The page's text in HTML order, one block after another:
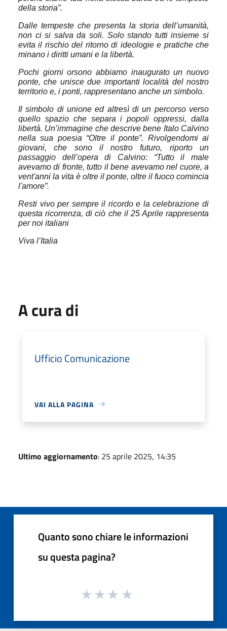
della storia”.
Dalle tempeste che presenta la storia dell’umanità,
non ci si salva da soli. Solo stando tutti insieme si
evita il rischio del ritorno di ideologie e pratiche che
minano i diritti umani e la libertà.
Pochi giorni orsono abbiamo inaugurato un nuovo
ponte, che unisce due importanti località del nostro
territorio e, i ponti, rappresentano anche un simbolo.
Il simbolo di unione ed altresì di un percorso verso
quello spazio che separa i popoli oppressi, dalla
libertà. Un’immagine che descrive bene Italo Calvino
nella sua poesia “Oltre il ponte”. Rivolgendomi ai
giovani, che sono il nostro futuro, riporto un
passaggio dell’opera di Calvino: “Tutto il male
avevamo di fronte, tutto il bene avevamo nel cuore, a
vent'anni la vita è oltre il ponte, oltre il fuoco comincia
l'amore”.
Resti vivo per sempre il ricordo e la celebrazione di
questa ricorrenza, di ciò che il 25 Aprile rappresenta
per noi italiani
Viva l’Italia
A cura di
Ufficio Comunicazione
VAI ALLA PAGINA
Ultimo aggiornamento: 25 aprile 2025, 14:35
Quanto sono chiare le informazioni
su questa pagina?